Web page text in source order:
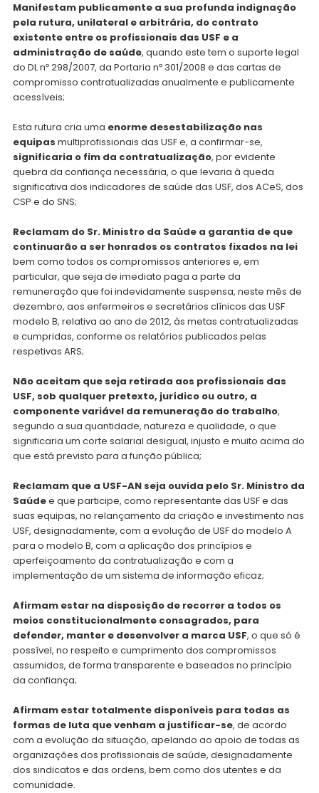
Manifestam publicamente a sua profunda indignação
pela rutura, unilateral e arbitrária, do contrato
existente entre os profissionais das USF e a
administração de saúde, quando este tem o suporte legal
do DL nº 298/2007, da Portaria nº 301/2008 e das cartas de
compromisso contratualizadas anualmente e publicamente
acessíveis;
Esta rutura cria uma enorme desestabilização nas
equipas multiprofissionais das USF e, a confirmar-se,
significaria o fim da contratualização, por evidente
quebra da confiança necessária, o que levaria à queda
significativa dos indicadores de saúde das USF, dos ACeS, dos
CSP e do SNS;
Reclamam do Sr. Ministro da Saúde a garantia de que
continuarão a ser honrados os contratos fixados na lei
bem como todos os compromissos anteriores e, em
particular, que seja de imediato paga a parte da
remuneração que foi indevidamente suspensa, neste mês de
dezembro, aos enfermeiros e secretários clínicos das USF
modelo B, relativa ao ano de 2012, às metas contratualizadas
e cumpridas, conforme os relatórios publicados pelas
respetivas ARS;
Não aceitam que seja retirada aos profissionais das
USF, sob qualquer pretexto, jurídico ou outro, a
componente variável da remuneração do trabalho,
segundo a sua quantidade, natureza e qualidade, o que
significaria um corte salarial desigual, injusto e muito acima do
que está previsto para a função pública;
Reclamam que a USF-AN seja ouvida pelo Sr. Ministro da
Saúdee que participe, como representante das USF e das
suas equipas, no relançamento da criação e investimento nas
USF, designadamente, com a evolução de USF do modelo A
para o modelo B, com a aplicação dos princípios e
aperfeiçoamento da contratualização e com a
implementação de um sistema de informação eficaz;
Afirmam estar na disposição de recorrer a todos os
meios constitucionalmente consagrados, para
defender, manter e desenvolver a marca USF, o que só é
possível, no respeito e cumprimento dos compromissos
assumidos, de forma transparente e baseados no princípio
da confiança;
Afirmam estar totalmente disponíveis para todas as
formas de luta que venham a justificar-se, de acordo
com a evolução da situação, apelando ao apoio de todas as
organizações dos profissionais de saúde, designadamente
dos sindicatos e das ordens, bem como dos utentes e da
comunidade.